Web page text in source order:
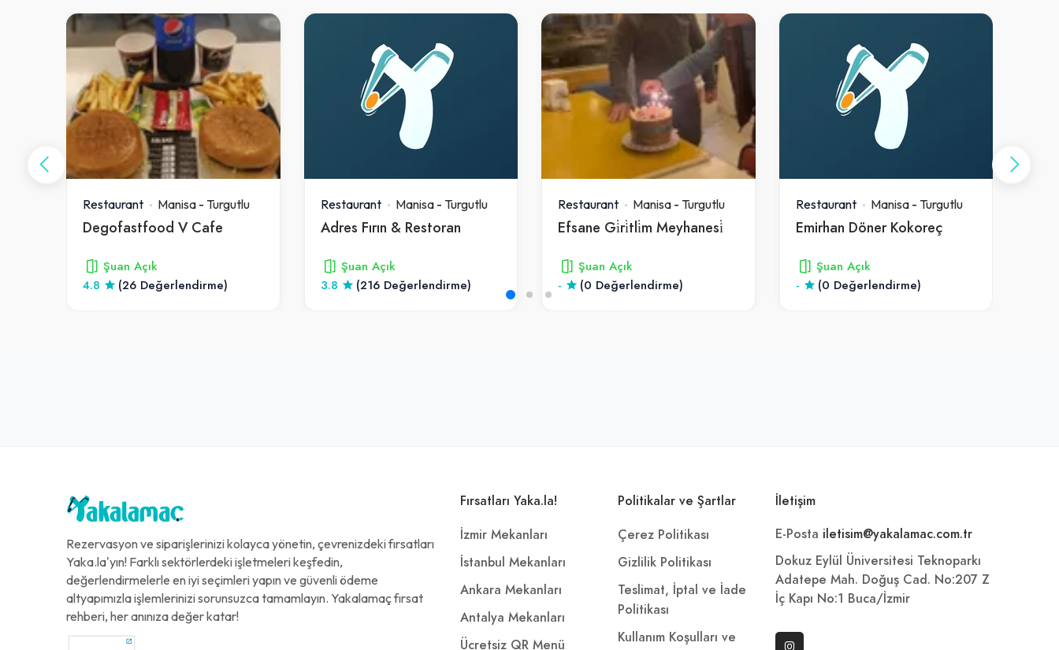
Restaurant Manisa - Turgutlu
Degofastfood V Cafe
Şuan Açık
4.8
(26 Değerlendirme)
Restaurant Manisa- Turgutlu
Adres Fırın & Restoran
Şuan Açık
3.8
(216 Değerlendirme)
Restaurant Manisa - Turgutlu
Efsane Gi̇ri̇tli̇m Meyhanesi̇
Şuan Açık
-
(0 Değerlendirme)
Restaurant Manisa- Turgutlu
Emirhan Döner Kokoreç
Şuan Açık
-
(0 Değerlendirme)
Rezervasyon ve siparişlerinizi kolayca yönetin, çevrenizdeki fırsatları
Yaka.la'yın! Farklı sektörlerdeki işletmeleri keşfedin,
değerlendirmelerle en iyi seçimleri yapın ve güvenli ödeme
altyapımızla işlemlerinizi sorunsuzca tamamlayın. Yakalamaç fırsat
rehberi, her anınıza değer katar!
Fırsatları Yaka.la!
İzmir Mekanları
İstanbul Mekanları
Ankara Mekanları
Antalya Mekanları
Ücretsiz QR Menü
Politikalar ve Şartlar
Çerez Politikası
Gizlilik Politikası
Teslimat, İptal ve İade
Politikası
Kullanım Koşulları ve
İletişim
E-Posta iletisim@yakalamac.com.tr
Dokuz Eylül Üniversitesi Teknoparkı
Adatepe Mah. Doğuş Cad. No:207 Z
İç Kapı No:1 Buca/İzmir